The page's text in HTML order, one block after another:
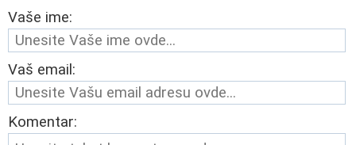
Vaše ime:
Vaš email:
Komentar: